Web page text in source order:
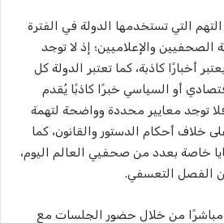
التي تستخدمها الدولة في الفترة
الصحفيين والإعلاميين؛ إذ لا توجد
أخبارًا كاذبة، كما تعتبر الدولة كل
أو السياسي خبرًا كاذبًا يُقدم
توجد معايير محددة وواضحة لتهمة
خلاف أحكام الدستور والقانون، كما
خاصة بعدد من صحفيي العالم اليوم،
الفصل التعسفي.
مباشرًا من خلال حضور الجلسات مع